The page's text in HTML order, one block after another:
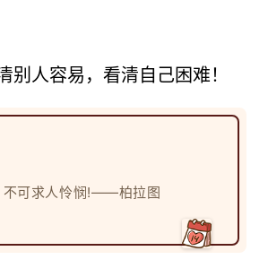
别人容易，看清自己困难！
不可求人怜悯!——柏拉图